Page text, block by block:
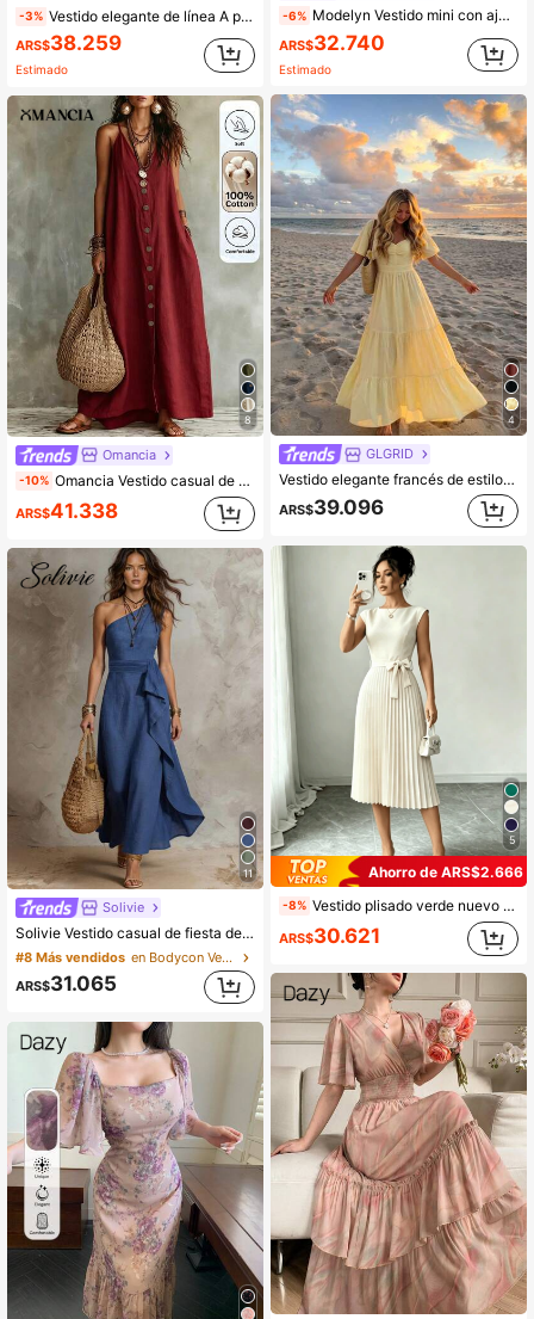
-3% Vestido elegante de línea A para mujer KeKe Bloomly con mangas abullonadas, decoración de lazo, diseño de bloques de color, vestido midi de moda para vacaciones de verano
ARS$38.259
Estimado
8
Omancia
-10% Omancia Vestido casual de verano para mujer de unicolor para vacaciones
ARS$41.338
11
Solivie
Solivie Vestido casual de fiesta de unicolor con diseño de abertura y ribete de volantes para mujer
#8 Más vendidos
en Bodycon Vestidos largos
ARS$31.065
-6% Modelyn Vestido mini con ajuste ceñido para mujer con decoración de cuello cruzado, botones de perlas y mangas abullonadas
ARS$32.740
Estimado
4
GLGRID
Vestido elegante francés de estilo bohemio amarillo, con cuello cuadrado, manga corta, cintura acampanada y falda corta, con un toque minimalista y casual, adecuado para vacaciones, playa, festivales de música, ir al trabajo, citas y tiempo libre
ARS$39.096
5
Ahorro de ARS$2.666
-8% Vestido plisado verde nuevo de verano 2026, manga corta cuello redondo cintura ceñida falda acampanada, adecuado para fiesta de playa y uso diario blanco
ARS$30.621